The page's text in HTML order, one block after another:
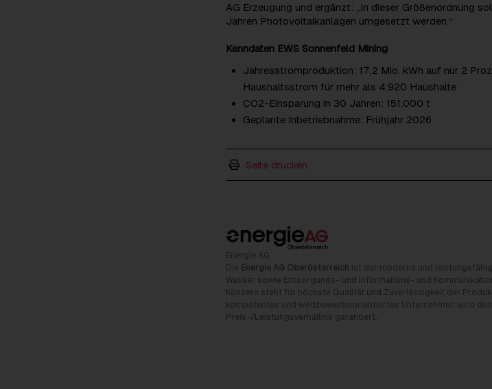
AG Erzeugung und ergänzt: „In dieser Größenordnung
Jahren Photovoltaikanlagen umgesetzt werden.“
Kenndaten EWS Sonnenfeld Mining
Jahresstromproduktion: 17,2 Mio. kWh auf nur 2
Haushaltsstrom für mehr als 4.920 Haushalte
CO2-Einsparung in 30 Jahren: 151.000 t
Geplante Inbetriebnahme: Frühjahr 2026
Seite drucken
Energie AG
Die Energie AG Oberösterreich ist der moderne und
Wasser sowie Entsorgungs- und Informations- und
Konzern steht für höchste Qualität und Zuverlässigkeit der
kompetentes und wettbewerbsorientiertes Unternehmen wird den
Preis-/Leistungsverhältnis garantiert.